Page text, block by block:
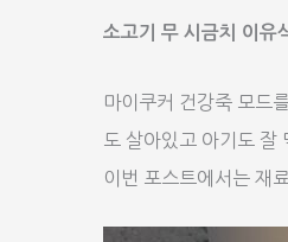
소고기 무 시금치 이유
마이쿠커 건강죽 모
도 살아있고 아기도 잘
이번 포스트에서는 재